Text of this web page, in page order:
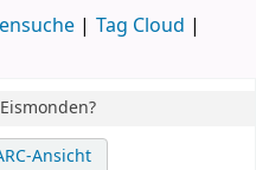
Tag Cloud
Ansicht